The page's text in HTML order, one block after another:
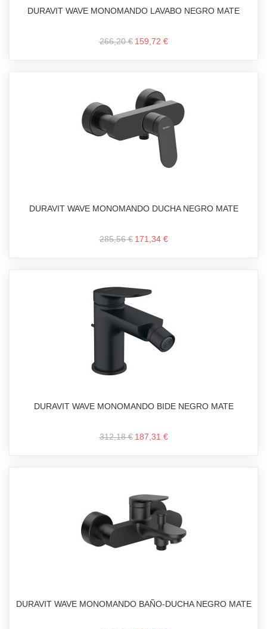
DURAVIT WAVE MONOMANDO LAVABO NEGRO MATE
266,20 € 159,72 €
DURAVIT WAVE MONOMANDO DUCHA NEGRO MATE
285,56 € 171,34 €
DURAVIT WAVE MONOMANDO BIDE NEGRO MATE
312,18 € 187,31 €
DURAVIT WAVE MONOMANDO BAÑO-DUCHA NEGRO MATE